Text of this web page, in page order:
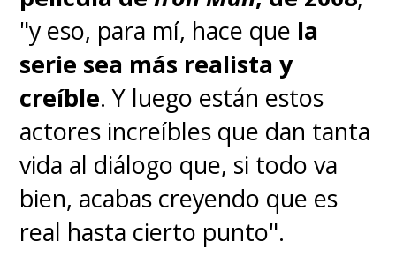
"y eso, para mí, hace que la
serie sea más realista y
creíble. Y luego están estos
actores increíbles que dan tanta
vida al diálogo que, si todo va
bien, acabas creyendo que es
real hasta cierto punto".